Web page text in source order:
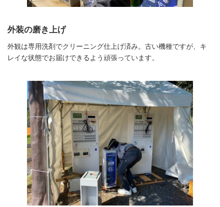
外装の磨き上げ
外観は専用洗剤でクリーニング仕上げ済み。古い機種ですが、キ
レイな状態でお届けできるよう頑張っています。